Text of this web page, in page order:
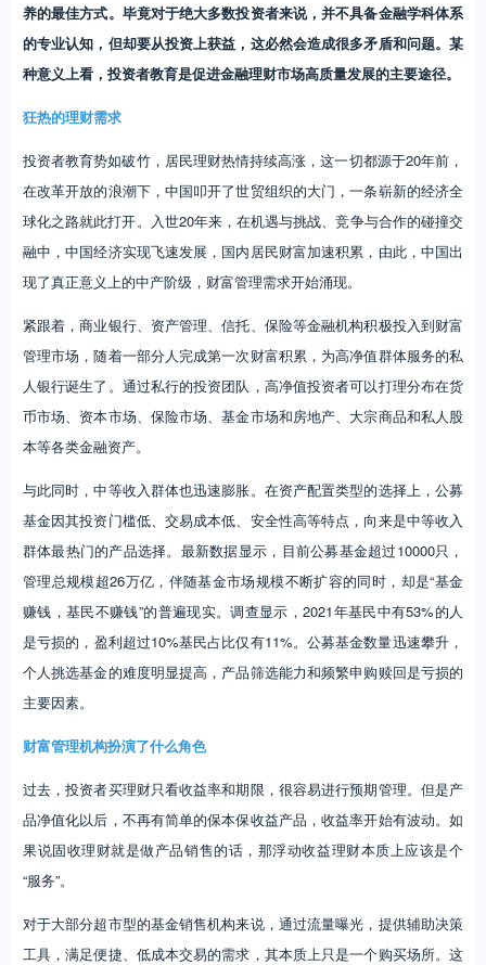
养的最佳方式。毕竟对于绝大多数投资者来说，并不具备金融学科体系
的专业认知，但却要从投资上获益，这必然会造成很多矛盾和问题。某
种意义上看，投资者教育是促进金融理财市场高质量发展的主要途径。
狂热的理财需求
投资者教育势如破竹，居民理财热情持续高涨，这一切都源于20年前，
在改革开放的浪潮下，中国叩开了世贸组织的大门，一条崭新的经济全
球化之路就此打开。入世20年来，在机遇与挑战、竞争与合作的碰撞交
融中，中国经济实现飞速发展，国内居民财富加速积累，由此，中国出
现了真正意义上的中产阶级，财富管理需求开始涌现。
紧跟着，商业银行、资产管理、信托、保险等金融机构积极投入到财富
管理市场，随着一部分人完成第一次财富积累，为高净值群体服务的私
人银行诞生了。通过私行的投资团队，高净值投资者可以打理分布在货
币市场、资本市场、保险市场、基金市场和房地产、大宗商品和私人股
本等各类金融资产。
与此同时，中等收入群体也迅速膨胀。在资产配置类型的选择上，公募
基金因其投资门槛低、交易成本低、安全性高等特点，向来是中等收入
群体最热门的产品选择。最新数据显示，目前公募基金超过10000只，
管理总规模超26万亿，伴随基金市场规模不断扩容的同时，却是“基金
赚钱，基民不赚钱”的普遍现实。调查显示，2021年基民中有53%的人
是亏损的，盈利超过10%基民占比仅有11%。公募基金数量迅速攀升，
个人挑选基金的难度明显提高，产品筛选能力和频繁申购赎回是亏损的
主要因素。
财富管理机构扮演了什么角色
过去，投资者买理财只看收益率和期限，很容易进行预期管理。但是产
品净值化以后，不再有简单的保本保收益产品，收益率开始有波动。如
果说固收理财就是做产品销售的话，那浮动收益理财本质上应该是个
“服务”。
对于大部分超市型的基金销售机构来说，通过流量曝光，提供辅助决策
工具，满足便捷、低成本交易的需求，其本质上只是一个购买场所。这